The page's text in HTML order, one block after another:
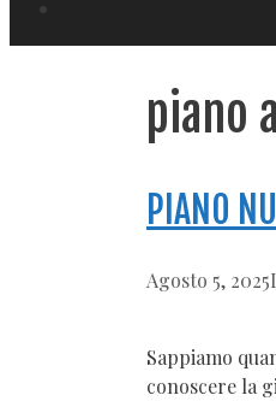
piano
PIANO
Agosto 5, 2025
Sappiamo
conoscere la